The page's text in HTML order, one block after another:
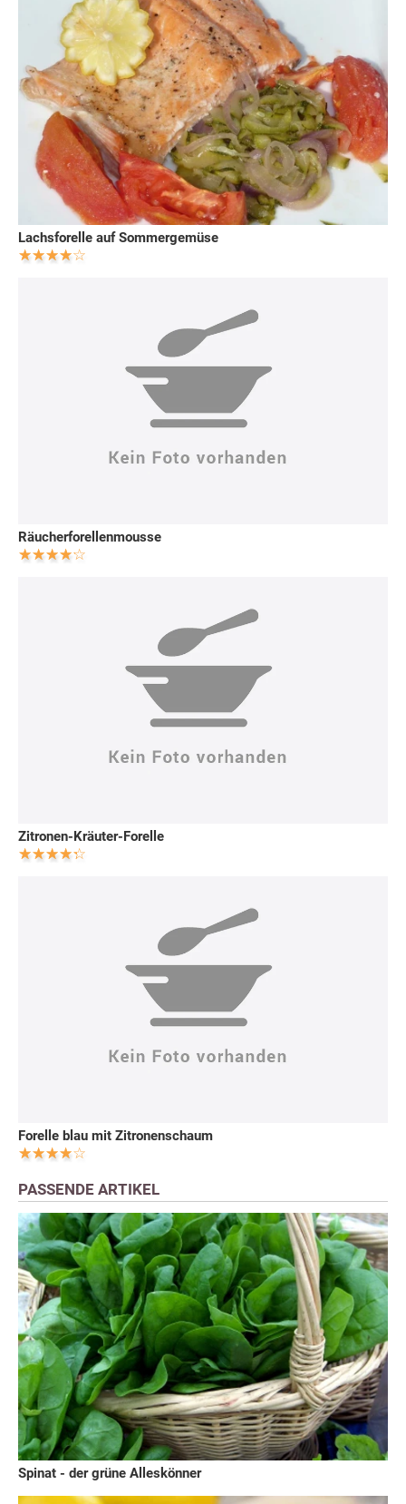
Lachsforelle auf Sommergemüse
Räucherforellenmousse
Zitronen-Kräuter-Forelle
Forelle blau mit Zitronenschaum
PASSENDE ARTIKEL
Spinat - der grüne Alleskönner